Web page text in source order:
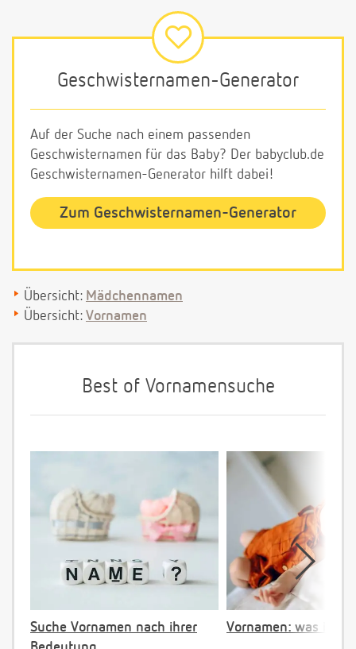
Geschwisternamen-Generator
Auf der Suche nach einem passenden
Geschwisternamen für das Baby? Der babyclub.de
Geschwisternamen-Generator hilft dabei!
Zum Geschwisternamen-Generator
Übersicht: Mädchennamen
Übersicht: Vornamen
Best of Vornamensuche
Suche Vornamen nach ihrer
Vornamen: was ist